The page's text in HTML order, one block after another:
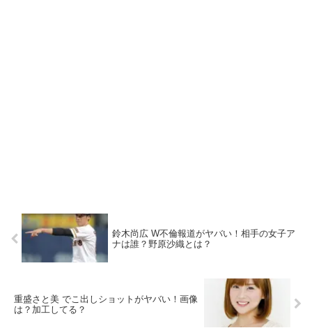
鈴木尚広 W不倫報道がヤバい！相手の女子ア
ナは誰？野原沙織とは？
重盛さと美 でこ出しショットがヤバい！画像
は？加工してる？